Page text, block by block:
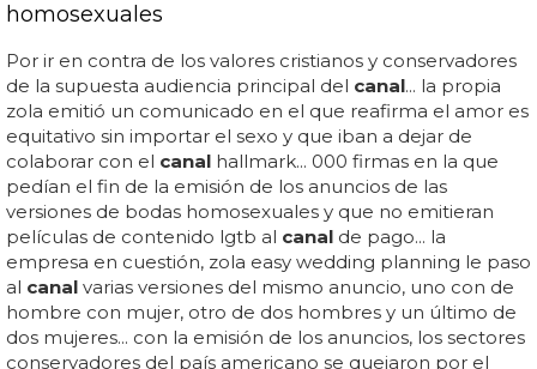
homosexuales
Por ir en contra de los valores cristianos y conservadores
de la supuesta audiencia principal del canal... la propia
zola emitió un comunicado en el que reafirma el amor es
equitativo sin importar el sexo y que iban a dejar de
colaborar con el canal hallmark... 000 firmas en la que
pedían el fin de la emisión de los anuncios de las
versiones de bodas homosexuales y que no emitieran
películas de contenido lgtb al canal de pago... la
empresa en cuestión, zola easy wedding planning le paso
al canal varias versiones del mismo anuncio, uno con de
hombre con mujer, otro de dos hombres y un último de
dos mujeres... con la emisión de los anuncios, los sectores
conservadores del país americano se quejaron por el